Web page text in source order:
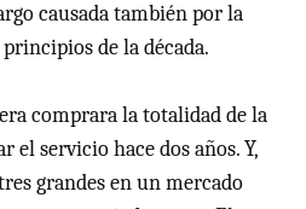
causada también por la
de la década.
comprara la totalidad de la
el servicio hace dos años. Y,
grandes en un mercado